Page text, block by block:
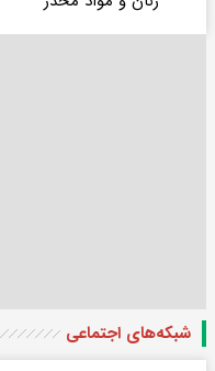
شبکه‌های اجتماعی